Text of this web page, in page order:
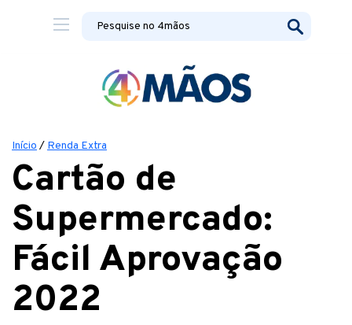
Início / Renda Extra
Cartão de
Supermercado:
Fácil Aprovação
2022